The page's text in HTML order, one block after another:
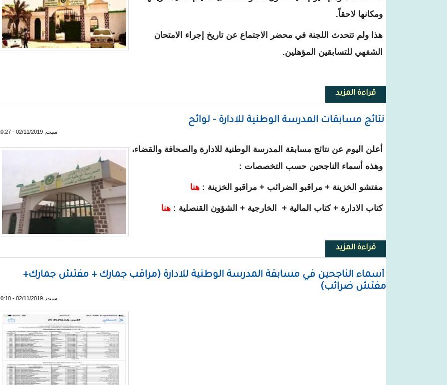
ومكانها لاحقاً.
هذا ولم تتحدث اللجنة في محضر الاجتماع عن تاريخ إجراء الامتحان
الشفهي للتسابقين المؤهلين.
قراءة المزيدحول لجنة المسابقات : الناجحون في مسابقة المدرسة الوطنية للادارة سيخضعون لفحوصات طبية
نتائج مسابقات المدرسة الوطنية للادارة - لوائح
سبت, 02/11/2019 - 10:27
أعلن اليوم عن نتائج مسابقة المدرسة الوطنية للادارة والصحافة والقضاء،
وهذه أسماء الناجحين حسب التخصصات :
مفتشو الخزينة + مراقبو الضرائب + مراقبو الخزينة : هنا
كتاب الادارة + كتاب المالية + الخارجية + الشؤون القنصلية : هنا
قراءة المزيدحول نتائج مسابقات المدرسة الوطنية للادارة - لوائح
أسماء الناجحين في مسابقة المدرسة الوطنية للادارة (مراقب جمارك + مفتش جمارك+
مفتش ضرائب)
سبت, 02/11/2019 - 10:10